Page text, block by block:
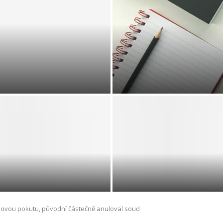
Tanec: Řeč Beze
pokutu, původní částečně anuloval soud